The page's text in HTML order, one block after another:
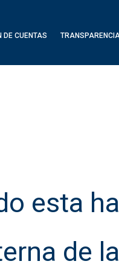
DE CUENTAS
DE CUENTAS
esta
de